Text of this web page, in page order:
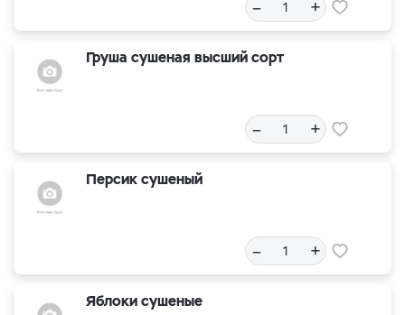
– +
Груша сушеная высший сорт
– +
Персик сушеный
– +
Яблоки сушеные